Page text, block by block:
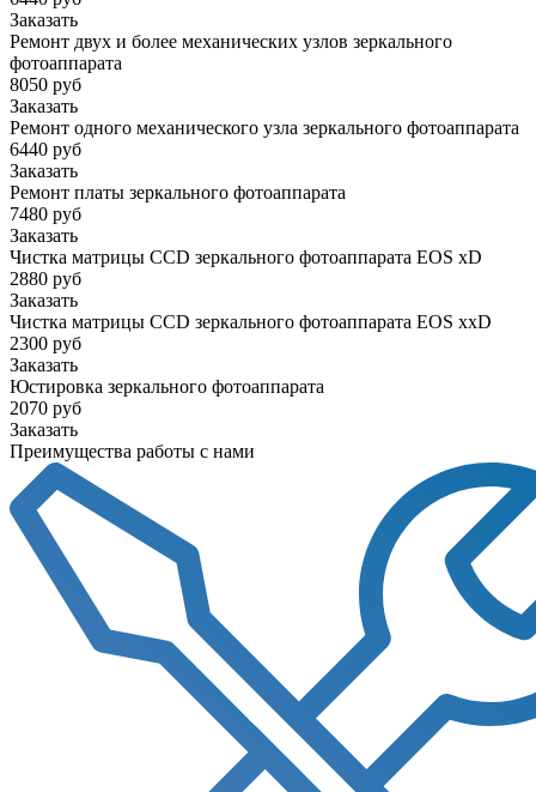
Заказать
Ремонт двух и более механических узлов зеркального
фотоаппарата
8050 руб
Заказать
Ремонт одного механического узла зеркального фотоаппарата
6440 руб
Заказать
Ремонт платы зеркального фотоаппарата
7480 руб
Заказать
Чистка матрицы CCD зеркального фотоаппарата EOS xD
2880 руб
Заказать
Чистка матрицы CCD зеркального фотоаппарата EOS xxD
2300 руб
Заказать
Юстировка зеркального фотоаппарата
2070 руб
Заказать
Преимущества работы с нами